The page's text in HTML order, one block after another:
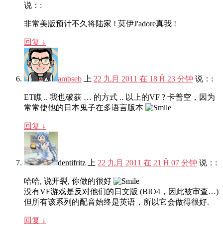
说：:
非常美版预计不久将陆家 ! 莫伊J'adore真我 !
回复 ↓
ambseb 上 22 九月 2011 在 18 Ĥ 23 分钟 说：:
ET瞧 .. 我也破获 … 的方式 .. 以上的VF ? 卡普空，因为
常常使他的日本鬼子在多语言版本
回复 ↓
dentifritz 上 22 九月 2011 在 21 Ĥ 07 分钟 说：:
哈哈, 说开裂, 你做的很好
没有VF游戏是反对他们的日文版 (BIO4，因此被审查…)
但所有该系列的配音始终是英语，所以它会做得很好.
回复 ↓